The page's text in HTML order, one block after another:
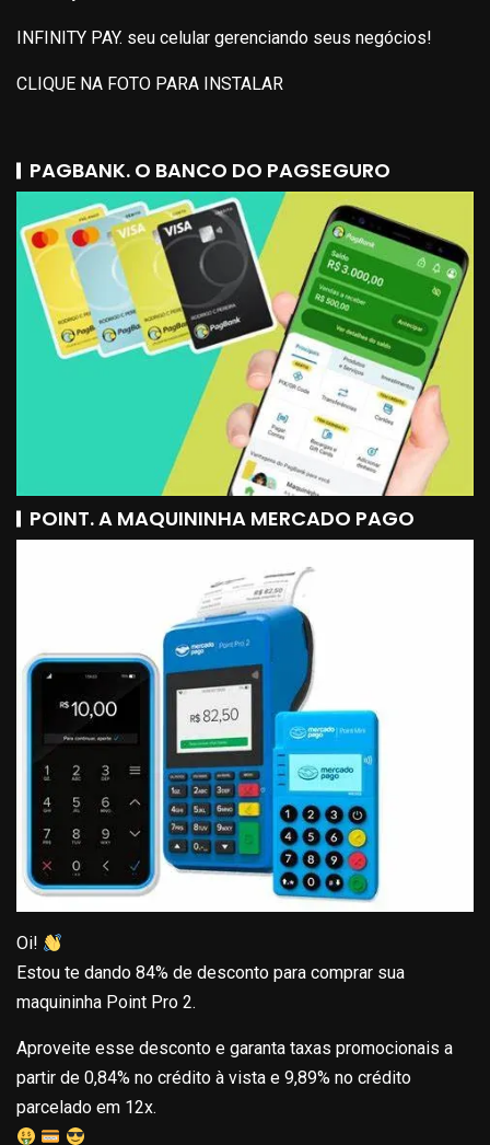
INFINITY PAY. seu celular gerenciando seus negócios!
CLIQUE NA FOTO PARA INSTALAR
PAGBANK. O BANCO DO PAGSEGURO
POINT. A MAQUININHA MERCADO PAGO
Oi!
Estou te dando 84% de desconto para comprar sua
maquininha Point Pro 2.
Aproveite esse desconto e garanta taxas promocionais a
partir de 0,84% no crédito à vista e 9,89% no crédito
parcelado em 12x.